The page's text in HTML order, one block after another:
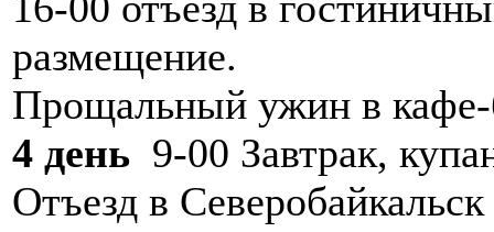
размещение.
Прощальный ужин в кафе-
4 день 9-00 Завтрак,
Отъезд в